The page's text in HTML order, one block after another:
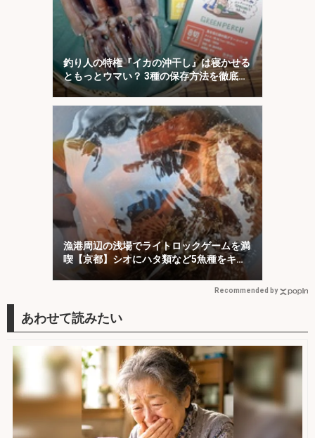
釣り人の特権『イカの沖干し』は寝かせる
ともっとウマい？ 3種の保存方法を徹底検
証
漁港周辺の浅場でライトロックゲームを満
喫【京都】シオにハタ類など5魚種をキャ
ッチ！
Recommended by